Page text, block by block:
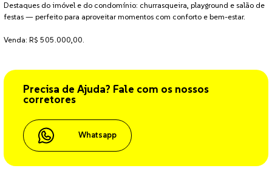
Destaques do imóvel e do condomínio: churrasqueira, playground e salão de
festas — perfeito para aproveitar momentos com conforto e bem-estar.
Venda: R$ 505.000,00.
Precisa de Ajuda? Fale com os nossos
corretores
Whatsapp